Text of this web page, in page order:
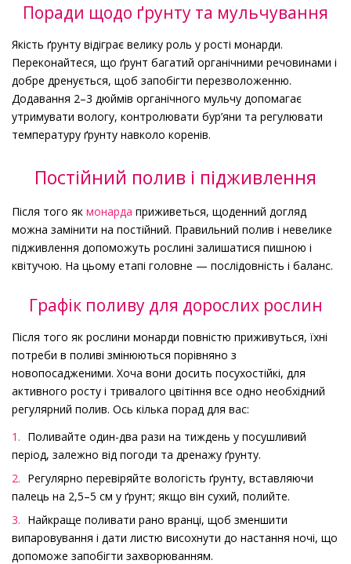
Поради щодо ґрунту та мульчування
Якість ґрунту відіграє велику роль у рості монарди.
Переконайтеся, що ґрунт багатий органічними речовинами і
добре дренується, щоб запобігти перезволоженню.
Додавання 2–3 дюймів органічного мульчу допомагає
утримувати вологу, контролювати бур’яни та регулювати
температуру ґрунту навколо коренів.
Постійний полив і підживлення
Після того як монарда приживеться, щоденний догляд
можна замінити на постійний. Правильний полив і невелике
підживлення допоможуть рослині залишатися пишною і
квітучою. На цьому етапі головне — послідовність і баланс.
Графік поливу для дорослих рослин
Після того як рослини монарди повністю приживуться, їхні
потреби в поливі змінюються порівняно з
новопосадженими. Хоча вони досить посухостійкі, для
активного росту і тривалого цвітіння все одно необхідний
регулярний полив. Ось кілька порад для вас:
Поливайте один-два рази на тиждень у посушливий
період, залежно від погоди та дренажу ґрунту.
Регулярно перевіряйте вологість ґрунту, вставляючи
палець на 2,5–5 см у ґрунт; якщо він сухий, полийте.
Найкраще поливати рано вранці, щоб зменшити
випаровування і дати листю висохнути до настання ночі, що
допоможе запобігти захворюванням.